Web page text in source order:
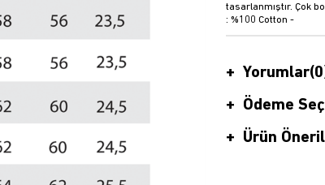
tasarlanmıştır. Çok
: %100 Cotton -
Yorumlar
Ödeme
Ürün